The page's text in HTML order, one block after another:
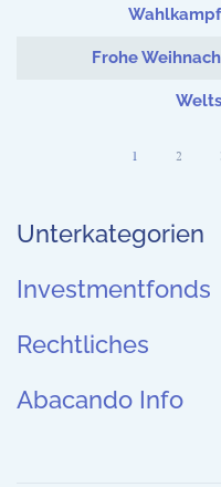
Frohe
1 2
Unterkategorien
Investmentfonds
Rechtliches
Abacando Info